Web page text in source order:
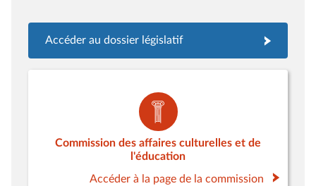
Accéder au dossier législatif
Commission des affaires culturelles et de
l'éducation
Accéder à la page de la commission